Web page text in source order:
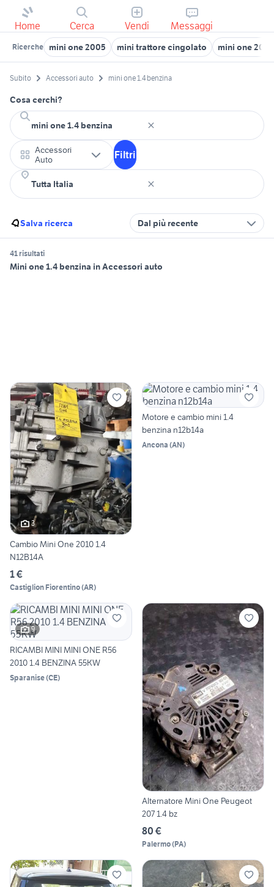
Home Cerca Vendi Messaggi
Ricerche mini one 2005 mini trattore cingolato mini one 2018
Subito Accessori auto mini one 1.4 benzina
Cosa cerchi?
Accessori
Auto
Filtri
Salva ricerca Dal più recente
41 risultati
Mini one 1.4 benzina in Accessori auto
3
Cambio Mini One 2010 1.4
N12B14A
1 €
Castiglion Fiorentino(AR)
Motore e cambio mini 1.4
benzina n12b14a
Ancona (AN)
9
RICAMBI MINI MINI ONE R56
2010 1.4 BENZINA 55KW
Sparanise(CE)
Alternatore Mini One Peugeot
207 1.4 bz
80 €
Palermo(PA)